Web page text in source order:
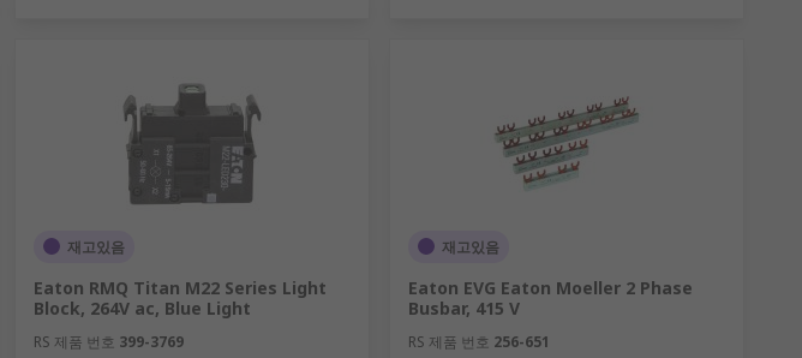
재고있음
Eaton RMQ Titan M22 Series Light
Block, 264V ac, Blue Light
RS 제품 번호 399-3769
재고있음
Eaton EVG Eaton Moeller 2 Phase
Busbar, 415 V
RS 제품 번호 256-651